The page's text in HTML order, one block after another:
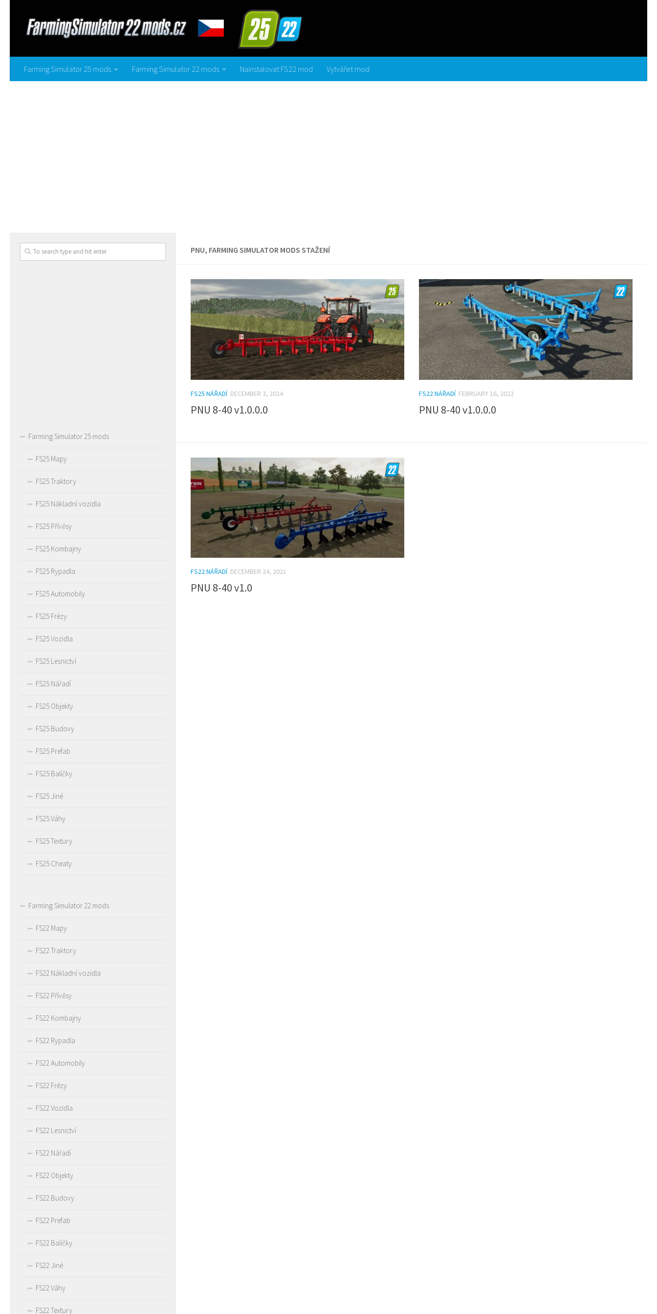
Farming Simulator 25 mods Farming Simulator 22 mods Nainstalovat FS22 mod Vytvářet mod
PNU, FARMING SIMULATOR MODS STAŽENÍ
FS25 NÁŘADÍ DECEMBER 3, 2024
PNU 8-40 v1.0.0.0
FS22 NÁŘADÍ FEBRUARY 16, 2022
PNU 8-40 v1.0.0.0
FS22 NÁŘADÍ DECEMBER 24, 2021
PNU 8-40 v1.0
Farming Simulator 25 mods
FS25 Mapy
FS25 Traktory
FS25 Nákladní vozidla
FS25 Přívěsy
FS25 Kombajny
FS25 Rypadla
FS25 Automobily
FS25 Frézy
FS25 Vozidla
FS25 Lesnictví
FS25 Nářadí
FS25 Objekty
FS25 Budovy
FS25 Prefab
FS25 Balíčky
FS25 Jiné
FS25 Váhy
FS25 Textury
FS25 Cheaty
Farming Simulator 22 mods
FS22 Mapy
FS22 Traktory
FS22 Nákladní vozidla
FS22 Přívěsy
FS22 Kombajny
FS22 Rypadla
FS22 Automobily
FS22 Frézy
FS22 Vozidla
FS22 Lesnictví
FS22 Nářadí
FS22 Objekty
FS22 Budovy
FS22 Prefab
FS22 Balíčky
FS22 Jiné
FS22 Váhy
FS22 Textury